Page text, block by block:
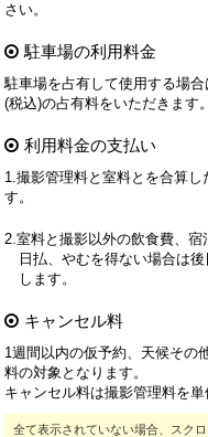
さい。
駐車場の利用料金
駐車場を占有して使用する場
(税込)の占有料をいただきます。
利用料金の支払い
1.撮影管理料と室料とを合算
す。
2.室料と撮影以外の飲食費、
日払、やむを得ない場合は
します。
キャンセル料
1週間以内の仮予約、天候その
料の対象となります。
キャンセル料は撮影管理料を単
全て表示されていない場合、スク